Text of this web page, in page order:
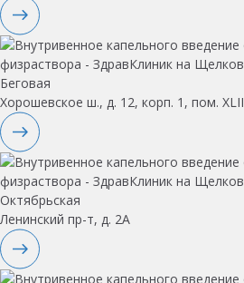
Беговая
Хорошевское ш., д. 12, корп. 1, пом. XLII
Октябрьская
Ленинский пр-т, д. 2А